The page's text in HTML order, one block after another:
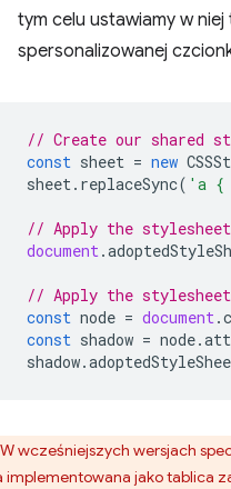
tym celu ustawiamy w
spersonalizowanej
// Create our shared
const sheet = new
sheet. replaceSync( 'a {
// Apply the
document.
// Apply the stylesheet
const node = document.
const shadow = node.
shadow.
W wcześniejszych wersjach
implementowana jako tablica